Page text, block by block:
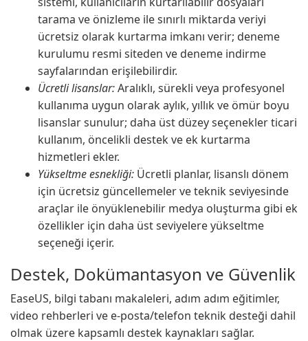
tarama ve önizleme ile sınırlı miktarda veriyi
ücretsiz olarak kurtarma imkanı verir; deneme
kurulumu resmi siteden ve deneme indirme
sayfalarından erişilebilirdir.
Ücretli lisanslar:Aralıklı, sürekli veya profesyonel
kullanıma uygun olarak aylık, yıllık ve ömür boyu
lisanslar sunulur; daha üst düzey seçenekler ticari
kullanım, öncelikli destek ve ek kurtarma
hizmetleri ekler.
Yükseltme esnekliği: Ücretli planlar, lisanslı dönem
için ücretsiz güncellemeler ve teknik seviyesinde
araçlar ile önyüklenebilir medya oluşturma gibi ek
özellikler için daha üst seviyelere yükseltme
seçeneği içerir.
Destek, Dokümantasyon ve Güvenlik
EaseUS, bilgi tabanı makaleleri, adım adım eğitimler,
video rehberleri ve e-posta/telefon teknik desteği dahil
olmak üzere kapsamlı destek kaynakları sağlar.